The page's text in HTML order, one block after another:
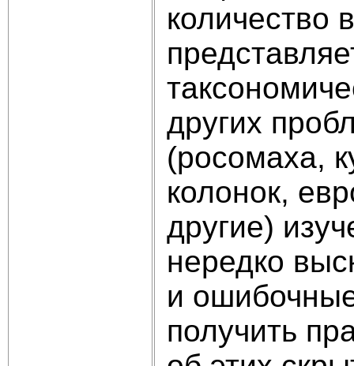
количество
других
(росомаха,
колонок,
другие)
нередко
и
получить